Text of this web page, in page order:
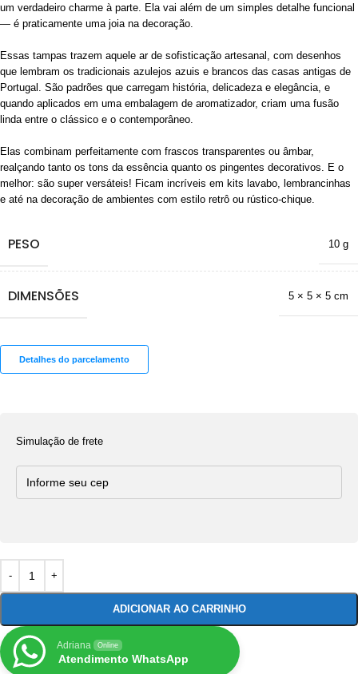
um verdadeiro charme à parte. Ela vai além de um simples detalhe funcional
— é praticamente uma joia na decoração.
Essas tampas trazem aquele ar de sofisticação artesanal, com desenhos
que lembram os tradicionais azulejos azuis e brancos das casas antigas de
Portugal. São padrões que carregam história, delicadeza e elegância, e
quando aplicados em uma embalagem de aromatizador, criam uma fusão
linda entre o clássico e o contemporâneo.
Elas combinam perfeitamente com frascos transparentes ou âmbar,
realçando tanto os tons da essência quanto os pingentes decorativos. E o
melhor: são super versáteis! Ficam incríveis em kits lavabo, lembrancinhas
e até na decoração de ambientes com estilo retrô ou rústico-chique.
PESO 10 g
DIMENSÕES 5 × 5 × 5 cm
Detalhes do parcelamento
Simulação de frete
ADICIONAR AO CARRINHO
Adriana Online
Atendimento WhatsApp